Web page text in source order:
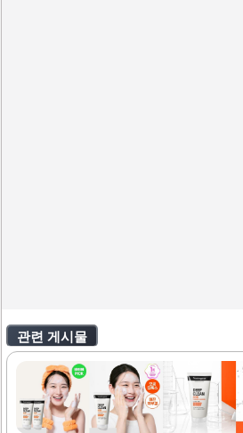
관련 게시물